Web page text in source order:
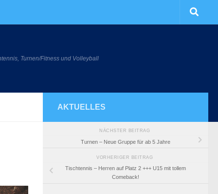
Turnen/Fitness und Volleyball
AKTUELLES
NÄCHSTER BEITRAG
Turnen – Neue Gruppe für ab 5 Jahre
VORHERIGER BEITRAG
Tischtennis – Herren auf Platz 2 +++ U15 mit tollem
Comeback!